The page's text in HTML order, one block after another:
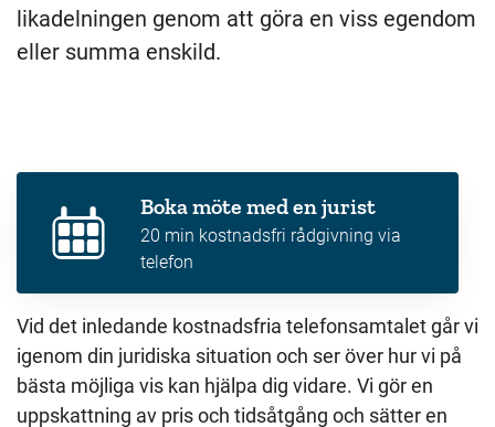
likadelningen genom att göra en viss egendom
eller summa enskild.
Boka möte med en jurist
20 min kostnadsfri rådgivning via
telefon
Vid det inledande kostnadsfria telefonsamtalet går vi
igenom din juridiska situation och ser över hur vi på
bästa möjliga vis kan hjälpa dig vidare. Vi gör en
uppskattning av pris och tidsåtgång och sätter en